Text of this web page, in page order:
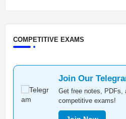
COMPETITIVE EXAMS
Join Our
Get free notes, PDFs,
competitive exams!